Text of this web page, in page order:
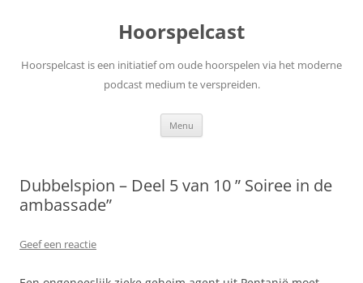
Hoorspelcast
Hoorspelcast is een initiatief om oude hoorspelen via het moderne
podcast medium te verspreiden.
Menu
Dubbelspion – Deel 5 van 10 ” Soiree in de
ambassade”
Geef een reactie